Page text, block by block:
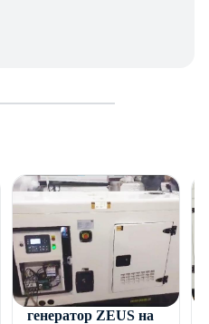
Дизельный
генератор ZEUS на